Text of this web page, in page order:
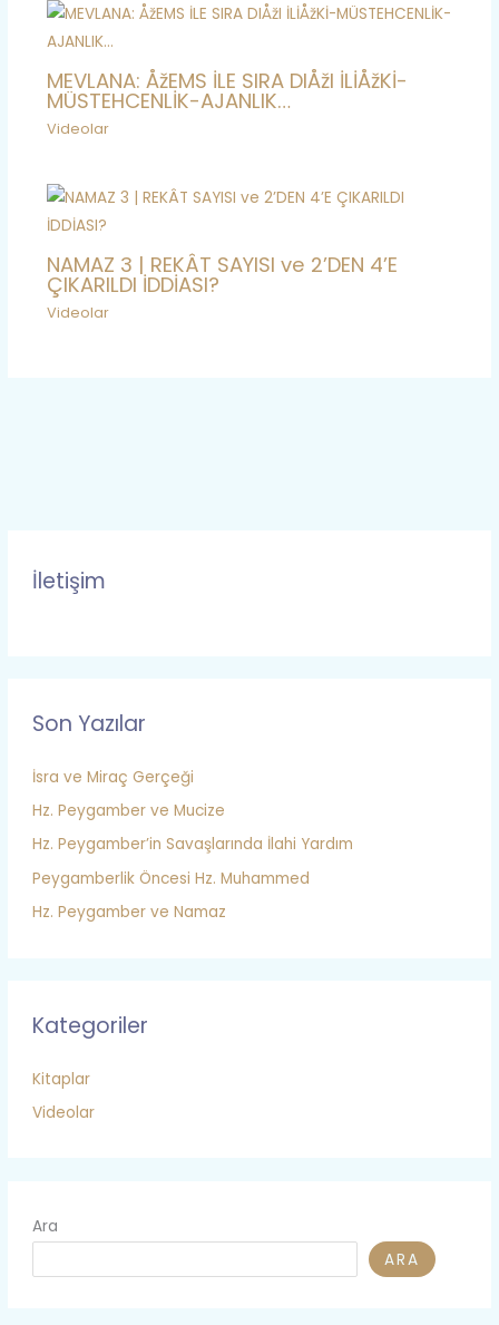
MEVLANA: ÅžEMS İLE SIRA DIÅžI İLİÅžKİ-
MÜSTEHCENLİK-AJANLIK…
Videolar
NAMAZ 3 | REKÂT SAYISI ve 2’DEN 4’E
ÇIKARILDI İDDİASI?
Videolar
İletişim
Son Yazılar
İsra ve Miraç Gerçeği
Hz. Peygamber ve Mucize
Hz. Peygamber’in Savaşlarında İlahi Yardım
Peygamberlik Öncesi Hz. Muhammed
Hz. Peygamber ve Namaz
Kategoriler
Kitaplar
Videolar
Ara
ARA